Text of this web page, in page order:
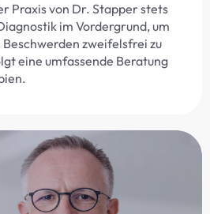
Praxis von Dr. Stapper stets
im Vordergrund, um
zweifelsfrei zu
eine umfassende Beratung